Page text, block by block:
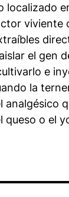
localizado
viviente
el gen
e
la
o el